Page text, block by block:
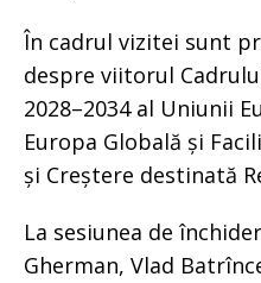
În cadrul vizitei sunt
despre viitorul
2028–2034 al Uniunii
Europa Globală și
și Creștere destinată
La sesiunea de
Gherman, Vlad